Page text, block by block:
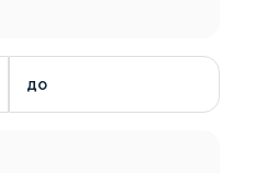
до